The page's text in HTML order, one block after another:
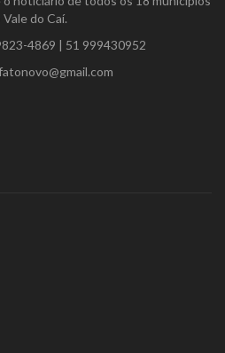
Vale do Caí.
4869 | 51 999430952